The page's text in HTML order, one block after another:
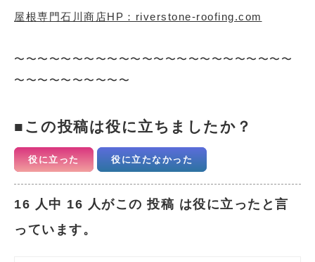
屋根専門石川商店HP：riverstone-roofing.com
〜〜〜〜〜〜〜〜〜〜〜〜〜〜〜〜〜〜〜〜〜〜〜〜
〜〜〜〜〜〜〜〜〜〜
この投稿は役に立ちましたか？
役に立った 役に立たなかった
16 人中 16 人がこの 投稿 は役に立ったと言
っています。